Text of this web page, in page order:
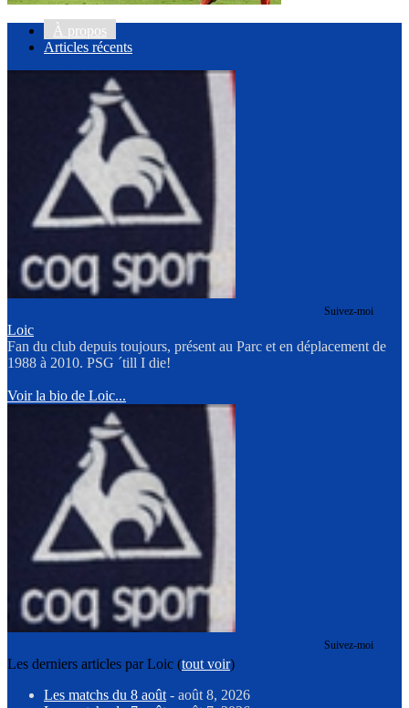
À propos
Articles récents
Suivez-moi
Loic
Fan du club depuis toujours, présent au Parc et en déplacement de
1988 à 2010. PSG ´till I die!
Voir la bio de Loic...
Suivez-moi
Les derniers articles par Loic (tout voir)
Les matchs du 8 août - août 8, 2026